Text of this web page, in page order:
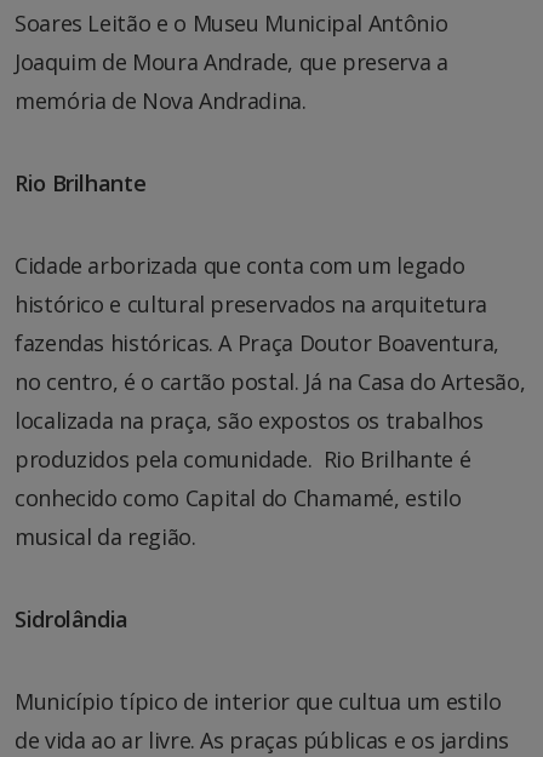
Soares Leitão e o Museu Municipal Antônio
Joaquim de Moura Andrade, que preserva a
memória de Nova Andradina.
Rio Brilhante
Cidade arborizada que conta com um legado
histórico e cultural preservados na arquitetura
fazendas históricas. A Praça Doutor Boaventura,
no centro, é o cartão postal. Já na Casa do Artesão,
localizada na praça, são expostos os trabalhos
produzidos pela comunidade. Rio Brilhante é
conhecido como Capital do Chamamé, estilo
musical da região.
Sidrolândia
Município típico de interior que cultua um estilo
de vida ao ar livre. As praças públicas e os jardins